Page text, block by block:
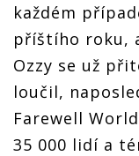
každém
příštího roku,
Ozzy se už
loučil,
Farewell
35 000 lidí a